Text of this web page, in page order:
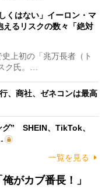
くはない」イーロン・マ
えるリスクの数々「絶対
上初の「兆万長者（ト
ク氏。…
、商社、ゼネコンは最高
グ” SHEIN、TikTok、
一覧を見る
がカブ番長！」